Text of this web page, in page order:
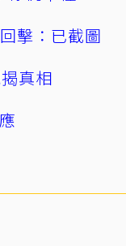
擊：已截圖
真相